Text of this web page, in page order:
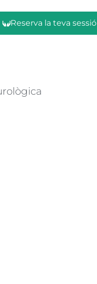
Reserva la teva sessió